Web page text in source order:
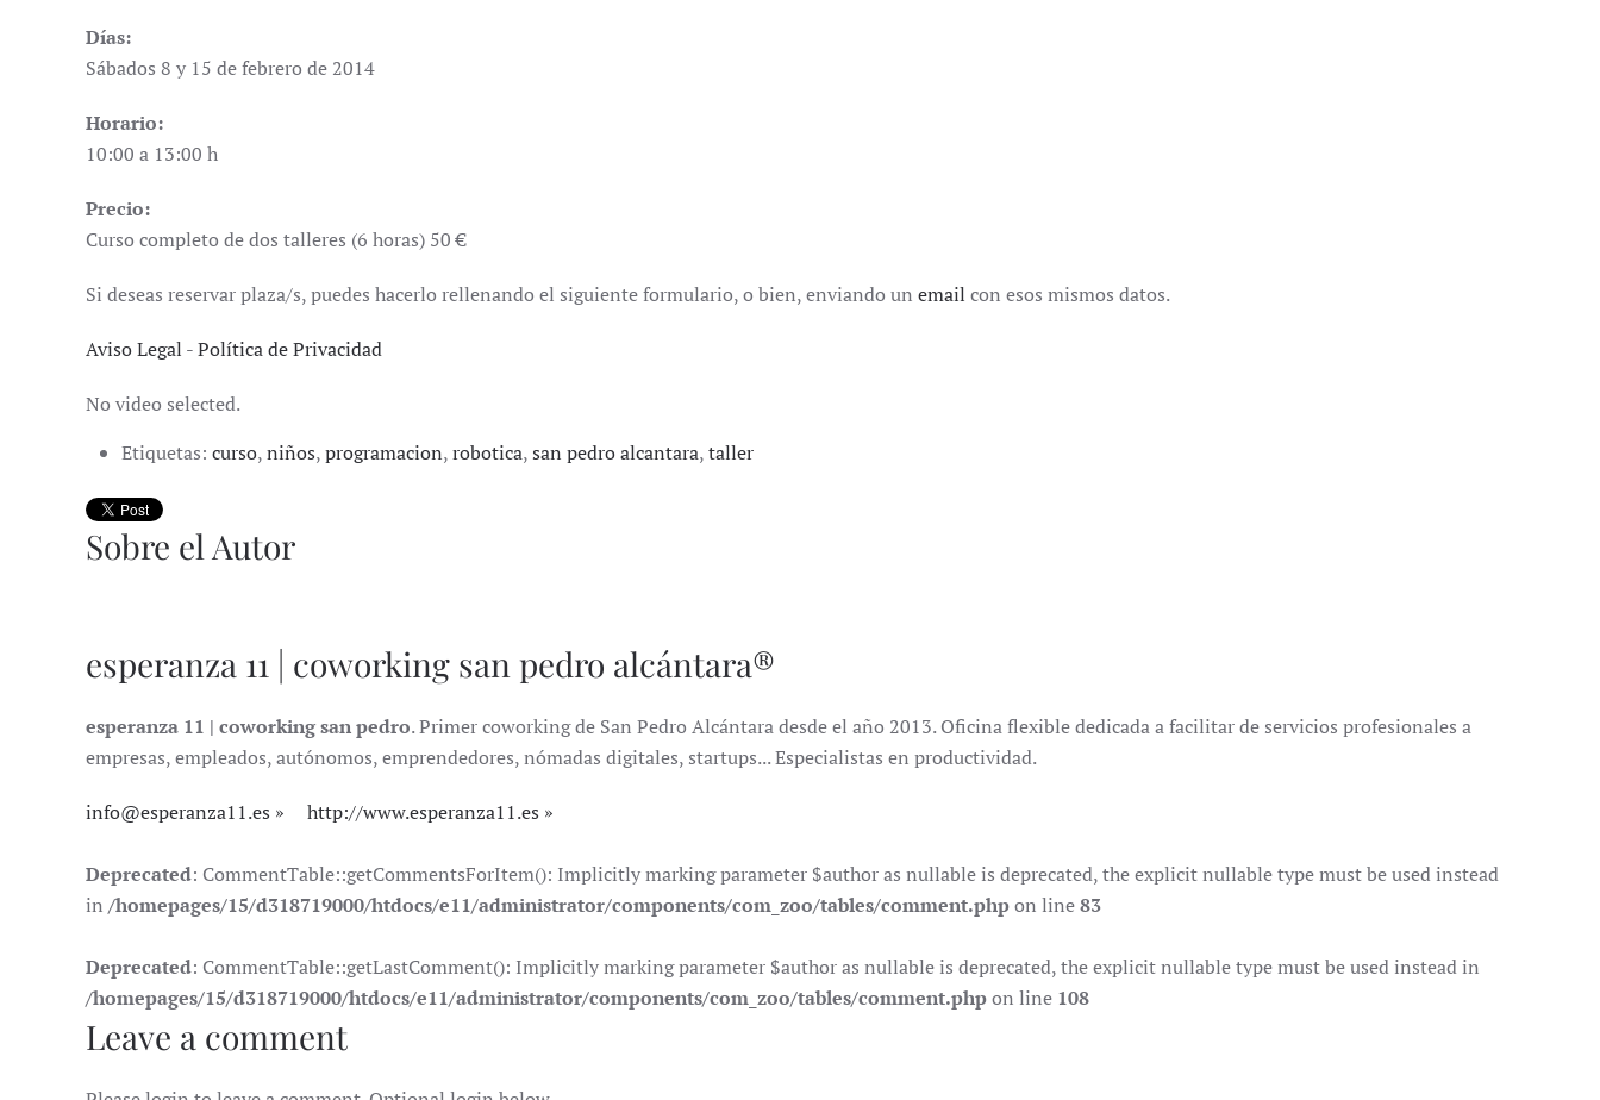
Días:
Sábados 8 y 15 de febrero de 2014
Horario:
10:00 a 13:00 h
Precio:
Curso completo de dos talleres (6 horas) 50 €
Si deseas reservar plaza/s, puedes hacerlo rellenando el siguiente formulario, o bien, enviando un email con esos mismos datos.
Aviso Legal -Política de Privacidad
No video selected.
Etiquetas: curso,niños,programacion,robotica,san pedro alcantara,taller
Sobre el Autor
esperanza 11 | coworking san pedro alcántara®
esperanza 11 | coworking san pedro. Primer coworking de San Pedro Alcántara desde el año 2013. Oficina flexible dedicada a facilitar de servicios profesionales a
empresas, empleados, autónomos, emprendedores, nómadas digitales, startups... Especialistas en productividad.
info@esperanza11.es http://www.esperanza11.es
Deprecated: CommentTable::getCommentsForItem(): Implicitly marking parameter $author as nullable is deprecated, the explicit nullable type must be used instead
in /homepages/15/d318719000/htdocs/e11/administrator/components/com_zoo/tables/comment.phpon line83
Deprecated: CommentTable::getLastComment(): Implicitly marking parameter $author as nullable is deprecated, the explicit nullable type must be used instead in
/homepages/15/d318719000/htdocs/e11/administrator/components/com_zoo/tables/comment.phpon line 108
Leave a comment